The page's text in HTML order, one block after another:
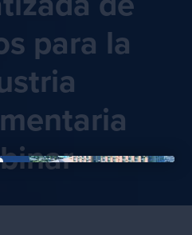
para la